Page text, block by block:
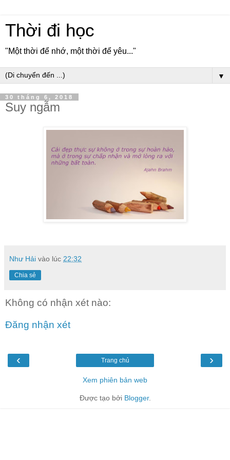
Thời đi học
"Một thời để nhớ, một thời để yêu..."
▼
30 tháng 6, 2018
Suy ngẫm
Như Hải vào lúc 22:32
Chia sẻ
Không có nhận xét nào:
Đăng nhận xét
‹ ›
Trang chủ
Xem phiên bản web
Được tạo bởi Blogger.